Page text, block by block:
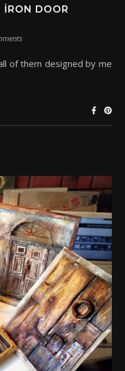
IRON DOOR
of them designed by me